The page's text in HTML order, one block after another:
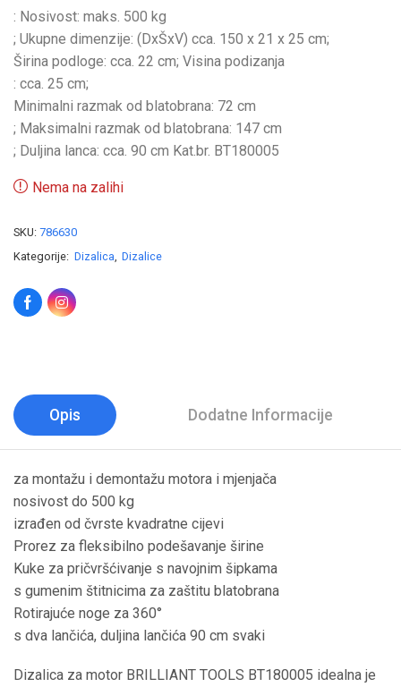
: Nosivost: maks. 500 kg
; Ukupne dimenzije: (DxŠxV) cca. 150 x 21 x 25 cm;
Širina podloge: cca. 22 cm; Visina podizanja
: cca. 25 cm;
Minimalni razmak od blatobrana: 72 cm
; Maksimalni razmak od blatobrana: 147 cm
; Duljina lanca: cca. 90 cm Kat.br. BT180005
Nema na zalihi
SKU: 786630
Kategorije: Dizalica, Dizalice
Opis Dodatne Informacije
za montažu i demontažu motora i mjenjača
nosivost do 500 kg
izrađen od čvrste kvadratne cijevi
Prorez za fleksibilno podešavanje širine
Kuke za pričvršćivanje s navojnim šipkama
s gumenim štitnicima za zaštitu blatobrana
Rotirajuće noge za 360°
s dva lančića, duljina lančića 90 cm svaki
Dizalica za motor BRILLIANT TOOLS BT180005 idealna je